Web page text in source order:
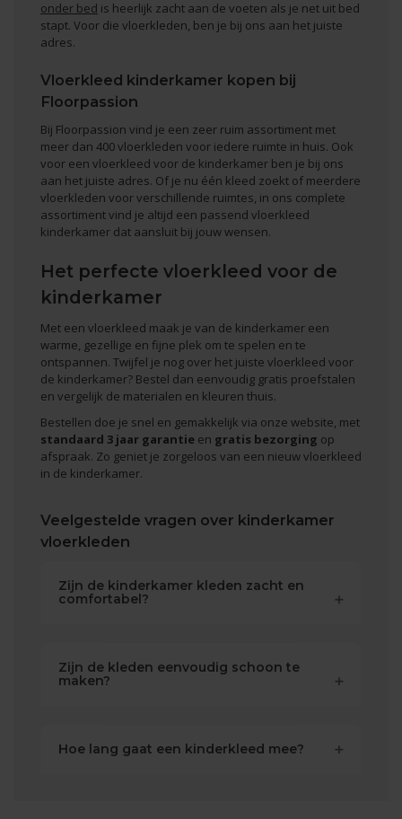
onder bed is heerlijk zacht aan de voeten als je net uit bed
stapt. Voor die vloerkleden, ben je bij ons aan het juiste
adres.
Vloerkleed kinderkamer kopen bij
Floorpassion
Bij Floorpassion vind je een zeer ruim assortiment met
meer dan 400 vloerkleden voor iedere ruimte in huis. Ook
voor een vloerkleed voor de kinderkamer ben je bij ons
aan het juiste adres. Of je nu één kleed zoekt of meerdere
vloerkleden voor verschillende ruimtes, in ons complete
assortiment vind je altijd een passend vloerkleed
kinderkamer dat aansluit bij jouw wensen.
Het perfecte vloerkleed voor de
kinderkamer
Met een vloerkleed maak je van de kinderkamer een
warme, gezellige en fijne plek om te spelen en te
ontspannen. Twijfel je nog over het juiste vloerkleed voor
de kinderkamer? Bestel dan eenvoudig gratis proefstalen
en vergelijk de materialen en kleuren thuis.
Bestellen doe je snel en gemakkelijk via onze website, met
standaard 3 jaar garantie en gratis bezorging op
afspraak. Zo geniet je zorgeloos van een nieuw vloerkleed
in de kinderkamer.
Veelgestelde vragen over kinderkamer
vloerkleden
Zijn de kinderkamer kleden zacht en
comfortabel?
Zijn de kleden eenvoudig schoon te
maken?
Hoe lang gaat een kinderkleed mee?